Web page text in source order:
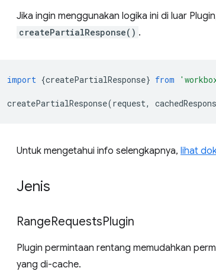
Jika ingin menggunakan logika ini di luar
createPartialResponse() .
import {createPartialResponse} from
createPartialResponse(request,
Untuk mengetahui info selengkapnya, lihat
Jenis
RangeRequestsPlugin
Plugin permintaan rentang memudahkan
yang di-cache.